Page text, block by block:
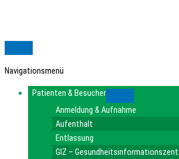
Navigationsmenü
Patienten & Besucher
Anmeldung & Aufnahme
Aufenthalt
Entlassung
GIZ –